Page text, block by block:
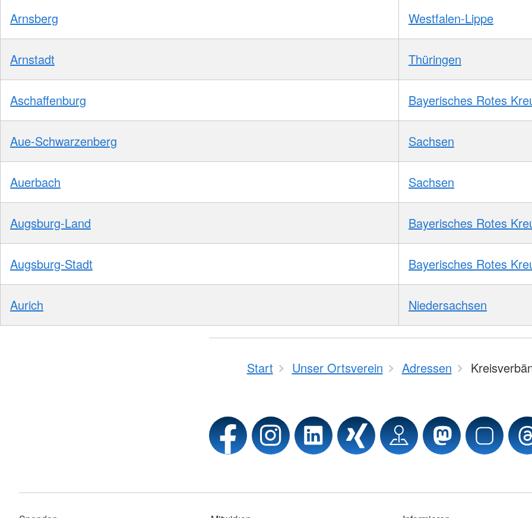
Arnsberg Westfalen-Lippe
Arnstadt Thüringen
Aschaffenburg Bayerisches Rotes
Aue-Schwarzenberg Sachsen
Auerbach Sachsen
Augsburg-Land Bayerisches Rotes
Augsburg-Stadt Bayerisches Rotes
Aurich Niedersachsen
Start Unser Ortsverein Adressen